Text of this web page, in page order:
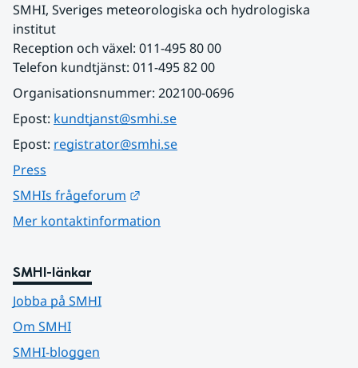
SMHI, Sveriges meteorologiska och hydrologiska
institut
Reception och växel: 011-495 80 00
Telefon kundtjänst: 011-495 82 00
Organisationsnummer: 202100-0696
Epost: kundtjanst@smhi.se
Epost: registrator@smhi.se
Press
SMHIs frågeforum
Mer kontaktinformation
SMHI-länkar
Jobba på SMHI
Om SMHI
SMHI-bloggen